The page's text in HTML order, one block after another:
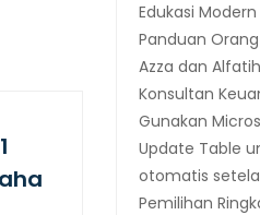
Edukasi
Panduan
Azza dan
Konsultan
Gunakan
Update Table
otomatis
Pemilihan